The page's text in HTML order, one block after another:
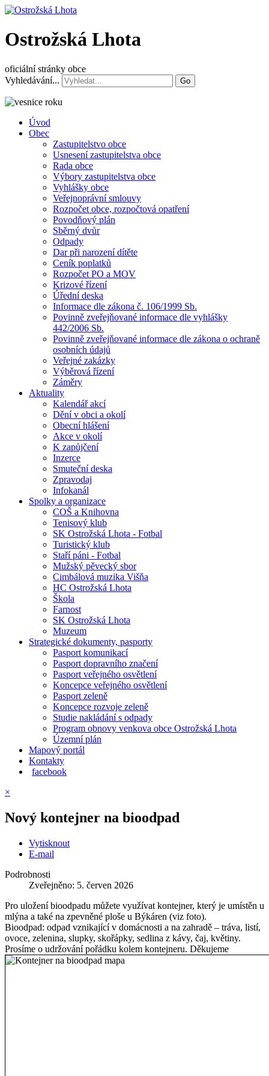
Ostrožská Lhota
oficiální stránky obce
Vyhledávání...
Go
Úvod
Obec
Zastupitelstvo obce
Usnesení zastupitelstva obce
Rada obce
Výbory zastupitelstva obce
Vyhlášky obce
Veřejnoprávní smlouvy
Rozpočet obce, rozpočtová opatření
Povodňový plán
Sběrný dvůr
Odpady
Dar při narození dítěte
Ceník poplatků
Rozpočet PO a MOV
Krizové řízení
Úřední deska
Informace dle zákona č. 106/1999 Sb.
Povinně zveřejňované informace dle vyhlášky
442/2006 Sb.
Povinně zveřejňované informace dle zákona o ochraně
osobních údajů
Veřejné zakázky
Výběrová řízení
Záměry
Aktuality
Kalendář akcí
Dění v obci a okolí
Obecní hlášení
Akce v okolí
K zapůjčení
Inzerce
Smuteční deska
Zpravodaj
Infokanál
Spolky a organizace
COŠ a Knihovna
Tenisový klub
SK Ostrožská Lhota - Fotbal
Turistický klub
Staří páni - Fotbal
Mužský pěvecký sbor
Cimbálová muzika Višňa
HC Ostrožská Lhota
Škola
Farnost
SK Ostrožská Lhota
Muzeum
Strategické dokumenty, pasporty
Pasport komunikací
Pasport dopravního značení
Pasport veřejného osvětlení
Koncepce veřejného osvětlení
Pasport zeleně
Koncepce rozvoje zeleně
Studie nakládání s odpady
Program obnovy venkova obce Ostrožská Lhota
Územní plán
Mapový portál
Kontakty
facebook
×
Nový kontejner na bioodpad
Vytisknout
E-mail
Podrobnosti
Zveřejněno: 5. červen 2026
Pro uložení bioodpadu můžete využívat kontejner, který je umístěn u
mlýna a také na zpevněné ploše u Býkáren (viz foto).
Bioodpad: odpad vznikající v domácnosti a na zahradě – tráva, listí,
ovoce, zelenina, slupky, skořápky, sedlina z kávy, čaj, květiny.
Prosíme o udržování pořádku kolem kontejneru. Děkujeme